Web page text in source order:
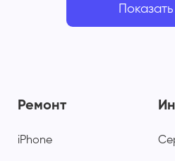
Ремонт
iPhone